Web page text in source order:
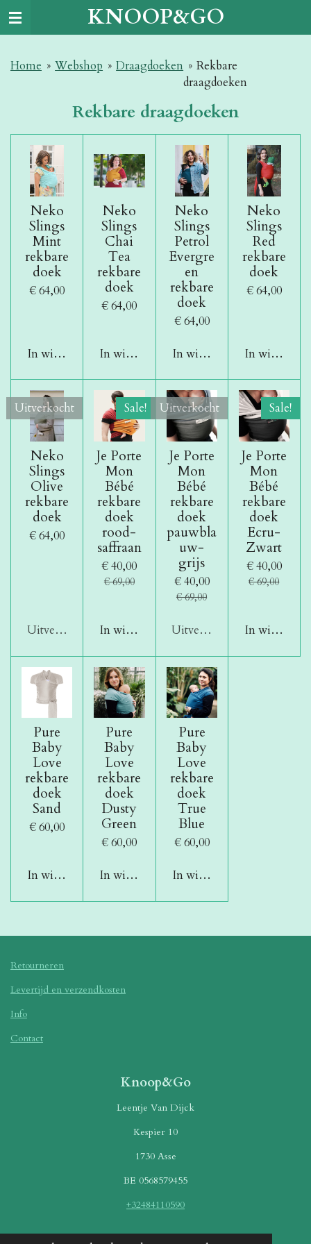
Ga
de
KNOOP&GO
Home » Webshop » Draagdoeken » Rekbare
draagdoeken
Rekbare draagdoeken
Neko
Slings
Mint
rekbare
doek
€ 64,00
In winkelwagen
Neko
Slings
Chai
Tea
rekbare
doek
€ 64,00
In winkelwagen
Neko
Slings
Petrol
Evergre
en
rekbare
doek
€ 64,00
In winkelwagen
Neko
Slings
Red
rekbare
doek
€ 64,00
In
Uitverkocht
Neko
Slings
Olive
rekbare
doek
€ 64,00
Uitverkocht
Sale!
Je Porte
Mon
Bébé
rekbare
doek
rood-
saffraan
€ 40,00
€ 69,00
In winkelwagen
Uitverkocht
Je Porte
Mon
Bébé
rekbare
doek
pauwbla
uw-
grijs
€ 40,00
€ 69,00
Uitverkocht
Sale!
Je Porte
Mon
Bébé
rekbare
doek
Ecru-
Zwart
€ 40,00
€ 69,00
In
Pure
Baby
Love
rekbare
doek
Sand
€ 60,00
In winkelwagen
Pure
Baby
Love
rekbare
doek
Dusty
Green
€ 60,00
In winkelwagen
Pure
Baby
Love
rekbare
doek
True
Blue
€ 60,00
In winkelwagen
Retourneren
Levertijd en verzendkosten
Info
Contact
Knoop&Go
Leentje Van Dijck
Kespier 10
1730 Asse
BE 0568579455
+32484110590